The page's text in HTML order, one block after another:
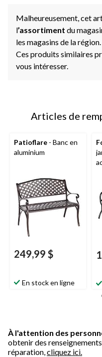
Malheureusement, cet
l’assortiment du
les magasins de la région.
Ces produits similaires
vous intéresser.
Articles de
Patioflare - Banc en
aluminium
249,99 $
En stock en ligne
À l'attention des
obtenir des
réparation, cliquez ici.